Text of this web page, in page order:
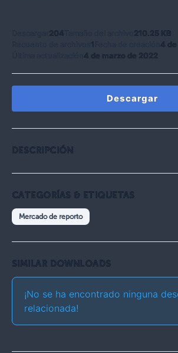
204
210.25 KB
1
4
4 de marzo de 2022
Descargar
DESCRIPCIÓN
CATEGORÍAS & ETIQUETAS
Mercado de reporto
SIMILAR DOWNLOADS
¡No se ha encontrado ninguna
relacionada!